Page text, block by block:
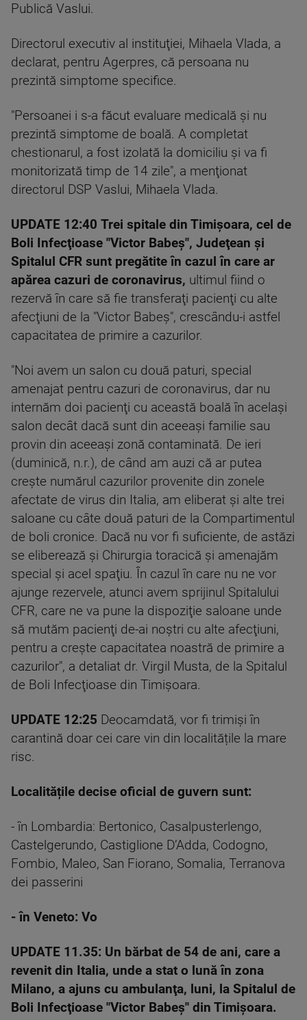
Publică Vaslui.
Directorul executiv al instituţiei, Mihaela Vlada, a
declarat, pentru Agerpres, că persoana nu
prezintă simptome specifice.
"Persoanei i s-a făcut evaluare medicală şi nu
prezintă simptome de boală. A completat
chestionarul, a fost izolată la domiciliu şi va fi
monitorizată timp de 14 zile", a menţionat
directorul DSP Vaslui, Mihaela Vlada.
UPDATE 12:40 Trei spitale din Timişoara, cel de
Boli Infecţioase "Victor Babeş", Judeţean şi
Spitalul CFR sunt pregătite în cazul în care ar
apărea cazuri de coronavirus, ultimul fiind o
rezervă în care să fie transferaţi pacienţi cu alte
afecţiuni de la "Victor Babeş", crescându-i astfel
capacitatea de primire a cazurilor.
"Noi avem un salon cu două paturi, special
amenajat pentru cazuri de coronavirus, dar nu
internăm doi pacienţi cu această boală în acelaşi
salon decât dacă sunt din aceeaşi familie sau
provin din aceeaşi zonă contaminată. De ieri
(duminică, n.r.), de când am auzi că ar putea
creşte numărul cazurilor provenite din zonele
afectate de virus din Italia, am eliberat şi alte trei
saloane cu câte două paturi de la Compartimentul
de boli cronice. Dacă nu vor fi suficiente, de astăzi
se eliberează şi Chirurgia toracică şi amenajăm
special şi acel spaţiu. În cazul în care nu ne vor
ajunge rezervele, atunci avem sprijinul Spitalului
CFR, care ne va pune la dispoziţie saloane unde
să mutăm pacienţi de-ai noştri cu alte afecţiuni,
pentru a creşte capacitatea noastră de primire a
cazurilor", a detaliat dr. Virgil Musta, de la Spitalul
de Boli Infecţioase din Timişoara.
UPDATE 12:25 Deocamdată, vor fi trimiși în
carantină doar cei care vin din localitățile la mare
risc.
Localitățile decise oficial de guvern sunt:
- în Lombardia: Bertonico, Casalpusterlengo,
Castelgerundo, Castiglione D’Adda, Codogno,
Fombio, Maleo, San Fiorano, Somalia, Terranova
dei passerini
- în Veneto: Vo
UPDATE 11.35: Un bărbat de 54 de ani, care a
revenit din Italia, unde a stat o lună în zona
Milano, a ajuns cu ambulanţa, luni, la Spitalul de
Boli Infecţioase "Victor Babeş" din Timişoara.